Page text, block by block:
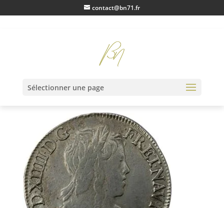
contact@bn71.fr
Sélectionner une page
IMG_0475